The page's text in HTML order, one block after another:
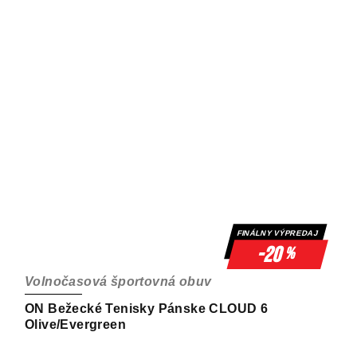
FINÁLNY VÝPREDAJ
-20%
ON Bežecké Tenisky Pánske CLOUD 6
Olive/Evergreen
Volnočasová športovná obuv